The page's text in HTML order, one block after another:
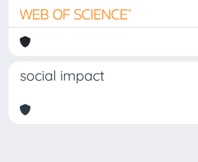
social impact